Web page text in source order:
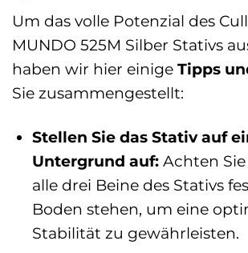
Um das volle Potenzial des
MUNDO 525M Silber Stativs
haben wir hier einige Tipps
Sie zusammengestellt:
Stellen Sie das Stativ auf
Untergrund auf:Achten Sie
alle drei Beine des Stativs
Boden stehen, um eine
Stabilität zu gewährleisten.